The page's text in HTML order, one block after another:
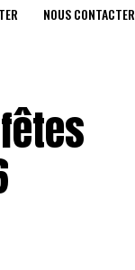
NOUS CONTACTER